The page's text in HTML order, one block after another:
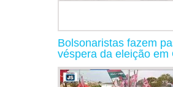
Bolsonaristas fazem
véspera da eleição em